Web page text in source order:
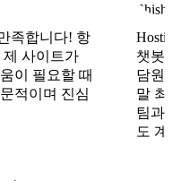
족합니다! 항
사이트가
이 필요할 때
적이며 진심
챗봇
담원
말
팀과
도